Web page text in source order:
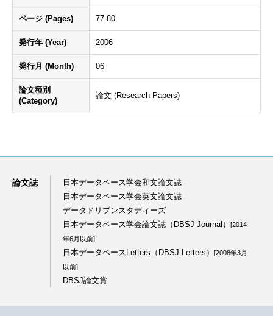
ページ (Pages) 77-80
発行年 (Year) 2006
発行月 (Month) 06
論文種別
(Category)
論文 (Research Papers)
論文誌
日本データベース学会和文論文誌
日本データベース学会英文論文誌
データドリブンスタディーズ
日本データベース学会論文誌（DBSJ Journal）
[2014
年6月以前]
日本データベースLetters（DBSJ Letters）
[2008年3月
以前]
DBSJ論文賞